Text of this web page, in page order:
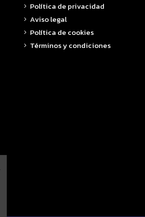
Política de privacidad
Aviso legal
Política de cookies
Términos y condiciones